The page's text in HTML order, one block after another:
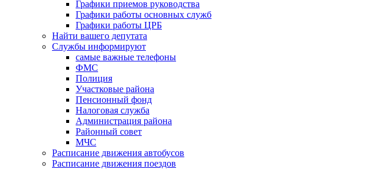
Графики приемов руководства
Графики работы основных служб
Графики работы ЦРБ
Найти вашего депутата
Службы информируют
самые важные телефоны
ФМС
Полиция
Участковые района
Пенсионный фонд
Налоговая служба
Администрация района
Районный совет
МЧС
Расписание движения автобусов
Расписание движения поездов